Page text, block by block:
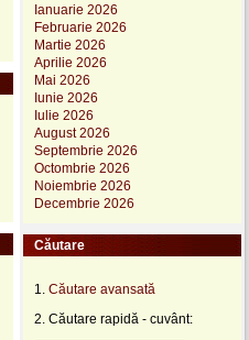
Ianuarie 2026
Februarie 2026
Martie 2026
Aprilie 2026
Mai 2026
Iunie 2026
Iulie 2026
August 2026
Septembrie 2026
Octombrie 2026
Noiembrie 2026
Decembrie 2026
Căutare
1. Căutare avansată
2. Căutare rapidă - cuvânt: